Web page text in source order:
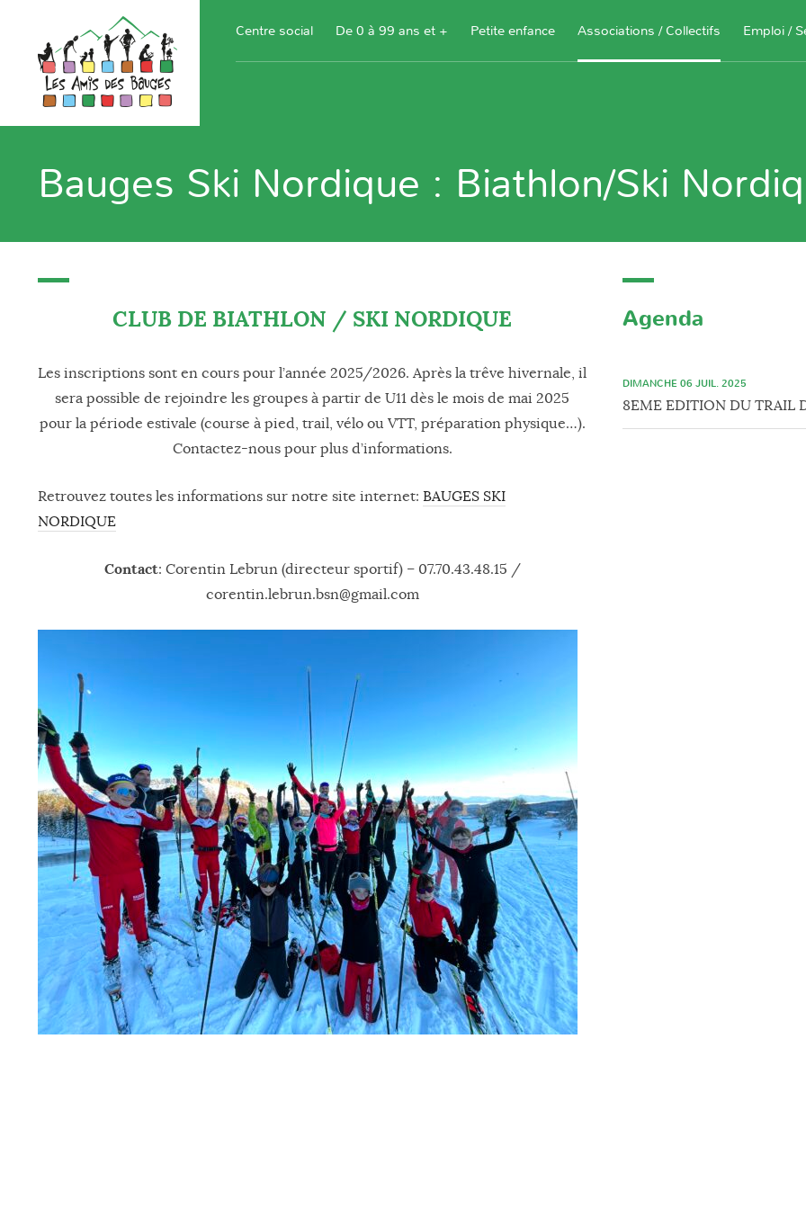
Centre social De 0 à 99 ans et + Petite enfance
assistantes maternelles
Associations / Collectifs Emploi /
Je recherche
Bauges Ski Nordique : Biathlon/Ski
CLUB DE BIATHLON / SKI NORDIQUE
Les inscriptions sont en cours pour l’année 2025/2026. Après la trêve hivernale, il
sera possible de rejoindre les groupes à partir de U11 dès le mois de mai 2025
pour la période estivale (course à pied, trail, vélo ou VTT, préparation physique…).
Contactez-nous pour plus d’informations.
Retrouvez toutes les informations sur notre site internet: BAUGES SKI
NORDIQUE
Contact: Corentin Lebrun (directeur sportif) – 07.70.43.48.15 /
corentin.lebrun.bsn@gmail.com
Agenda
DIMANCHE 06 JUIL. 2025
8EME EDITION DU TRAIL